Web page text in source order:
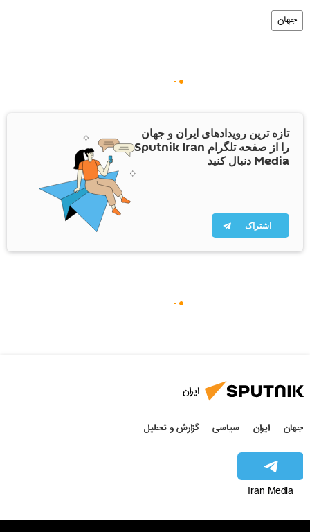
جهان
تازه ترین رویدادهای ایران و جهان
را از صفحه تلگرام Sputnik Iran
Media دنبال کنید
اشتراک
ایران
جهان ایران سیاسی گزارش و تحلیل
Iran Media